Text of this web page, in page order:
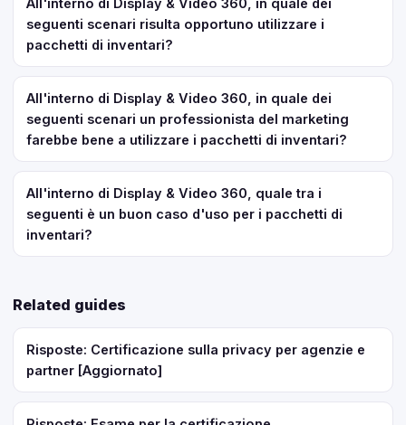
All'interno di Display & Video 360, in quale dei
seguenti scenari risulta opportuno utilizzare i
pacchetti di inventari?
All'interno di Display & Video 360, in quale dei
seguenti scenari un professionista del marketing
farebbe bene a utilizzare i pacchetti di inventari?
All'interno di Display & Video 360, quale tra i
seguenti è un buon caso d'uso per i pacchetti di
inventari?
Related guides
Risposte: Certificazione sulla privacy per agenzie e
partner [Aggiornato]